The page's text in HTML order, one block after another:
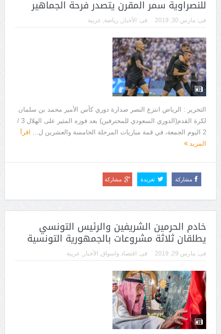
للنصراوية سمر المقرن يتصدر فرحة الجماهير
فى: مارس 30, 2019 فى: الأخبار , رياضة, عربية
التحرير : الرياض انتزع النصر صدارة دوري كأس الأمير محمد بن سلمان
لكرة القدم(الدوري السعودي للمحترفين) بعد فوزه المثير على الهلال 3 /
2 اليوم الجمعة، في قمة مباريات المرحلة الخامسة والعشرين ل...
اقرأ
المزيد
مشاركة تغريدة مشاركة
خادم الحرمين الشريفين والرئيس التونسي
يطلقان ثلاثة مشروعات بالجمهورية التونسية
فى: مارس 29, 2019 فى: اقتصاد واسواق الأخبار عربية